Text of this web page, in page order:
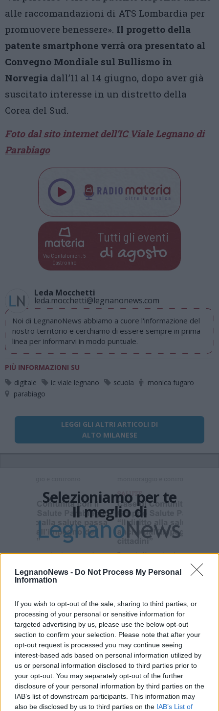
LegnanoNews - Do Not Process My Personal
Information
If you wish to opt-out of the sale, sharing to third parties, or
processing of your personal or sensitive information for
targeted advertising by us, please use the below opt-out
section to confirm your selection. Please note that after your
opt-out request is processed you may continue seeing
interest-based ads based on personal information utilized by
us or personal information disclosed to third parties prior to
your opt-out. You may separately opt-out of the further
disclosure of your personal information by third parties on the
IAB’s list of downstream participants. This information may
also be disclosed by us to third parties on the IAB’s List of
alle raccomandazioni di ATS Lombardia per
promuovere benessere». Il progetto della
patente smartphone verrà ora presentato al
Convegno Mondiale sul Bullismo in
Norvegia dall’11 al 14 giugno, dopo aver già
suscitato interesse in un distretto della
Corea del Sud.
Foto dal sito internet dell’IC Viale Legnano di
Parabiago
Via Confalonieri, 5
Castronno
Tutti gli eventi
di agosto
Leda Mocchetti
leda.mocchetti@legnanonews.com
Noi di LegnanoNews abbiamo a cuore l'informazione del
nostro territorio e cerchiamo di essere sempre in prima
linea per informarvi in modo puntuale.
PIÙ INFORMAZIONI SU
digitale
ic viale legnano scuola
monica fugaro
parabiago
LEGGI GLI ALTRI ARTICOLI DI
ALTO MILANESE
Selezioniamo per te
Il meglio di
Iscriviti alla
newsletter
Commenti
Accedioregistratiper commentare questo
articolo.
L'email è richiesta ma non verrà mostrata ai visitatori. Il contenuto di questo
commento esprime il pensiero dell'autore e non rappresenta la linea editoriale
di VareseNews.it, che rimane autonoma e indipendente. I messaggi inclusi nei
commenti non sono testi giornalistici, ma post inviati dai singoli lettori che
possono essere automaticamente pubblicati senza filtro preventivo. I commenti
che includano uno o più link a siti esterni verranno rimossi in automatico dal
sistema.